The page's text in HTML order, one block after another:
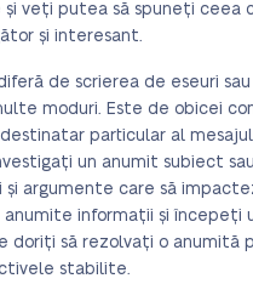
și veți putea să spuneți ceea
și interesant.
de scrierea de eseuri
moduri. Este de obicei
particular al
un anumit subiect
argumente care să
anumite informații și începeți
doriți să rezolvați o anumită
stabilite.